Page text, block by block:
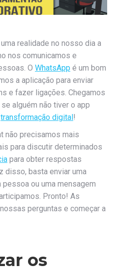
realidade no nosso dia a
nos comunicamos e
O WhatsApp é um bom
a aplicação para enviar
e fazer ligações. Chegamos
alguém não tiver o app
transformação digital!
não precisamos mais
para discutir determinados
para obter respostas
disso, basta enviar uma
ou uma mensagem
Pronto! As
perguntas e começar a
os